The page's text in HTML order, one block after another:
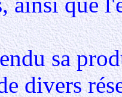
sa
divers